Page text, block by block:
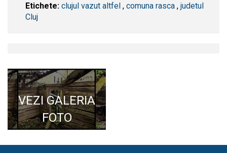
Etichete: clujul vazut altfel , comuna rasca , judetul
Cluj
VEZI GALERIA
FOTO